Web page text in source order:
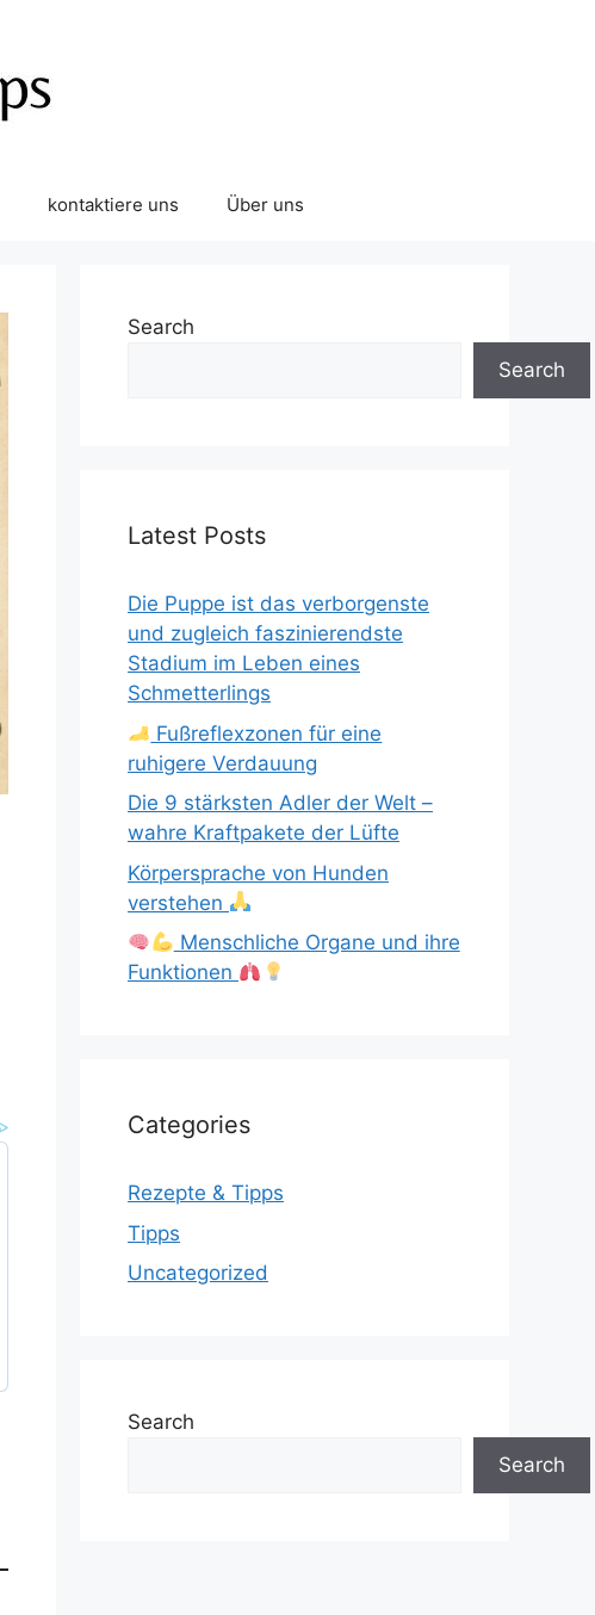
kontaktiere uns Über uns
Search
Search
Latest Posts
Die Puppe ist das verborgenste
und zugleich faszinierendste
Stadium im Leben eines
Schmetterlings
Fußreflexzonen für eine
ruhigere Verdauung
Die 9 stärksten Adler der Welt –
wahre Kraftpakete der Lüfte
Körpersprache von Hunden
verstehen
Menschliche Organe und ihre
Funktionen
Categories
Rezepte & Tipps
Tipps
Uncategorized
Search
Search